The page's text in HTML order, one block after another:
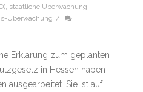
, staatliche Überwachung,
Überwachung /
Erklärung zum geplanten
in Hessen haben
ausgearbeitet. Sie ist auf